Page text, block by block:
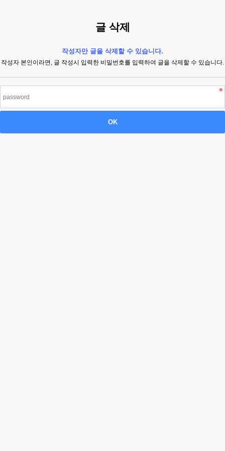
글 삭제
작성자만 글을 삭제할 수 있습니다.
작성자 본인이라면, 글 작성시 입력한 비밀번호를 입력하여 글을 삭제할 수 있습니다.